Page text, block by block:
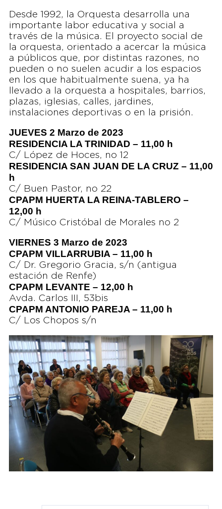
Desde 1992, la Orquesta desarrolla una
importante labor educativa y social a
través de la música. El proyecto social de
la orquesta, orientado a acercar la música
a públicos que, por distintas razones, no
pueden o no suelen acudir a los espacios
en los que habitualmente suena, ya ha
llevado a la orquesta a hospitales, barrios,
plazas, iglesias, calles, jardines,
instalaciones deportivas o en la prisión.
JUEVES 2 Marzo de 2023
RESIDENCIA LA TRINIDAD – 11,00 h
C/ López de Hoces, no 12
RESIDENCIA SAN JUAN DE LA CRUZ – 11,00
h
C/ Buen Pastor, no 22
CPAPM HUERTA LA REINA-TABLERO –
12,00 h
C/ Músico Cristóbal de Morales no 2
VIERNES 3 Marzo de 2023
CPAPM VILLARRUBIA – 11,00 h
C/ Dr. Gregorio Gracia, s/n (antigua
estación de Renfe)
CPAPM LEVANTE – 12,00 h
Avda. Carlos III, 53bis
CPAPM ANTONIO PAREJA – 11,00 h
C/ Los Chopos s/n